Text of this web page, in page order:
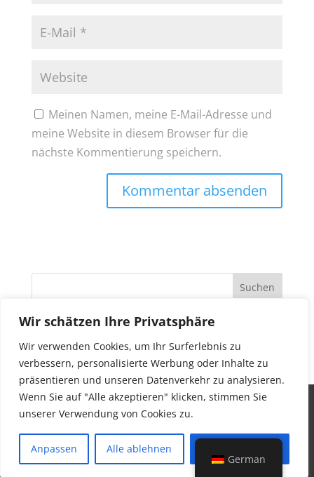
Wir schätzen Ihre Privatsphäre
Wir verwenden Cookies, um Ihr Surferlebnis zu
verbessern, personalisierte Werbung oder Inhalte zu
präsentieren und unseren Datenverkehr zu analysieren.
Wenn Sie auf "Alle akzeptieren" klicken, stimmen Sie
unserer Verwendung von Cookies zu.
Anpassen Alle ablehnen
Meinen Namen, meine E-Mail-Adresse und
meine Website in diesem Browser für die
nächste Kommentierung speichern.
Neueste Kommentare
Copyright ©2026
Partner-Seite|DamTours Veranstaltungen BV
| BTW NL852484021B02
German